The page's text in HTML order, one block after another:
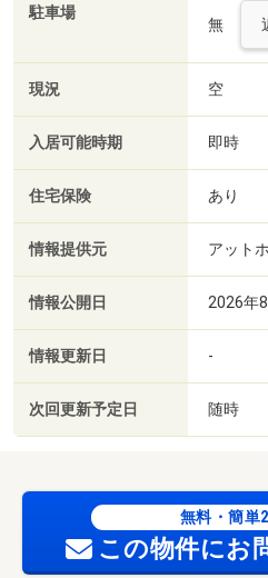
駐車場
無
現況 空
入居可能時期 即時
住宅保険 あり
情報提供元 アット
情報公開日 2026年
情報更新日 -
次回更新予定日 随時
無料・簡単
この物件にお